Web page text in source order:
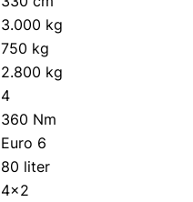
3.000 kg
750 kg
2.800 kg
4
360 Nm
Euro 6
80 liter
4x2